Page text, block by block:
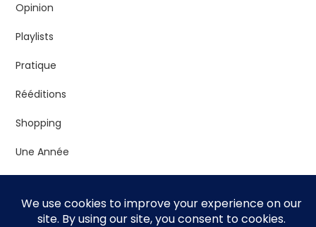
Opinion
Playlists
Pratique
Rééditions
Shopping
Une Année